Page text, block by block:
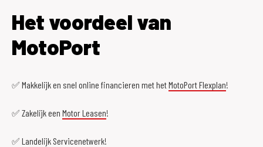
Het voordeel van
MotoPort
✅ Makkelijk en snel online financieren met hetMotoPort Flexplan!
✅ Zakelijk een Motor Leasen!
✅ Landelijk Servicenetwerk!